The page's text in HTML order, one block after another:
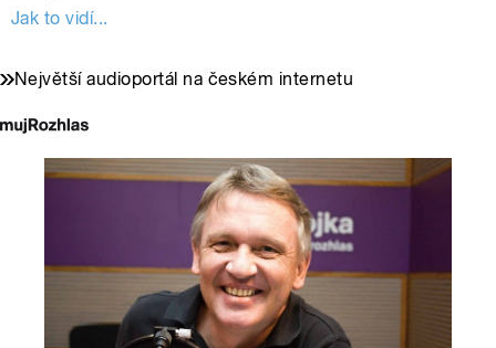
Jak to vidí...
Největší audioportál na českém internetu